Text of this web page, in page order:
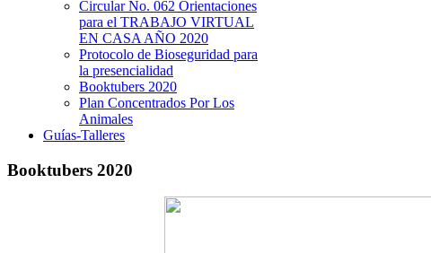
Circular No. 062 Orientaciones
para el TRABAJO VIRTUAL
EN CASA AÑO 2020
Protocolo de Bioseguridad para
la presencialidad
Booktubers 2020
Plan Concentrados Por Los
Animales
Guías-Talleres
Booktubers 2020